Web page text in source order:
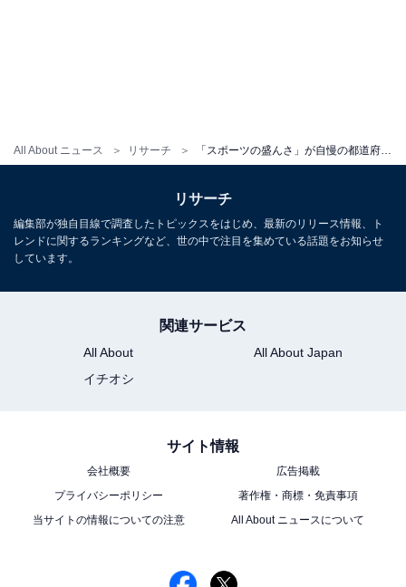
All About ニュース リサーチ
リサーチ
編集部が独自目線で調査したトピックスをはじめ、最新のリリース情報、ト
レンドに関するランキングなど、世の中で注目を集めている話題をお知らせ
しています。
関連サービス
All About
All About Japan
イチオシ
サイト情報
会社概要
広告掲載
プライバシーポリシー
著作権・商標・免責事項
当サイトの情報についての注意
All About ニュースについて